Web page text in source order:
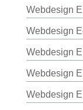
Webdesign
Webdesign
Webdesign
Webdesign
Webdesign